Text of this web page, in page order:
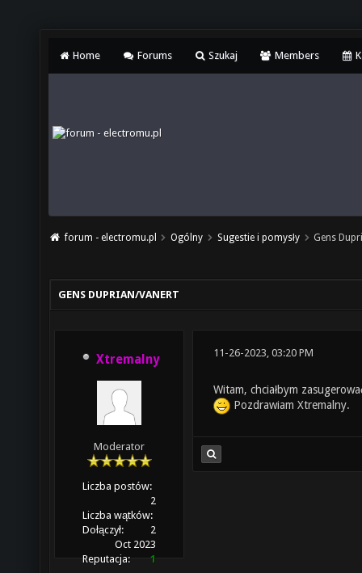
Home Forums Szukaj Members
forum - electromu.pl Ogólny Sugestie i pomysły Gens
GENS DUPRIAN/VANERT
Xtremalny
Moderator
Liczba postów:
2
Liczba wątków:
2
Dołączył:
Oct 2023
Reputacja:
1
11-26-2023, 03:20 PM
Witam, chciałbym
Pozdrawiam Xtremalny.